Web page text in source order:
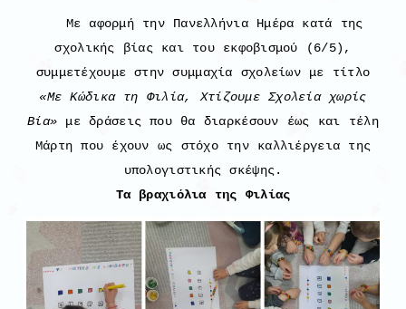
Με αφορμή την Πανελλήνια Ημέρα κατά της
σχολικής βίας και του εκφοβισμού (6/5),
συμμετέχουμε στην συμμαχία σχολείων με τίτλο
«Με Κώδικα τη Φιλία, Χτίζουμε Σχολεία χωρίς
Βία» με δράσεις που θα διαρκέσουν έως και τέλη
Μάρτη που έχουν ως στόχο την καλλιέργεια της
υπολογιστικής σκέψης.
Τα βραχιόλια της Φιλίας